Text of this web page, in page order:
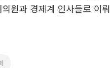
원과 경제계 인사들로 이뤄